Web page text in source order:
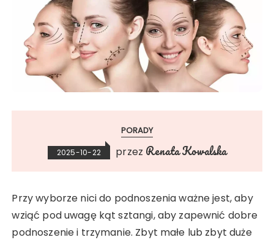
PORADY
2025-10-22 przez Renata Kowalska
Przy wyborze nici do podnoszenia ważne jest, aby
wziąć pod uwagę kąt sztangi, aby zapewnić dobre
podnoszenie i trzymanie. Zbyt małe lub zbyt duże